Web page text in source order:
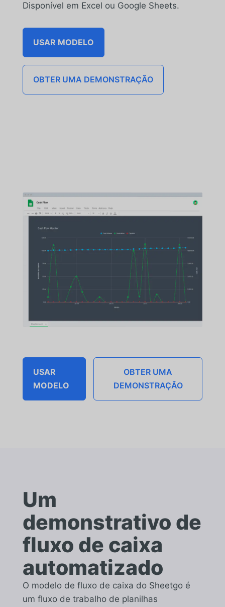
Disponível em Excel ou Google Sheets.
USAR MODELO
OBTER UMA DEMONSTRAÇÃO
USAR
MODELO
OBTER UMA
DEMONSTRAÇÃO
Um
demonstrativo de
fluxo de caixa
automatizado
O modelo de fluxo de caixa do Sheetgo é
um fluxo de trabalho de planilhas